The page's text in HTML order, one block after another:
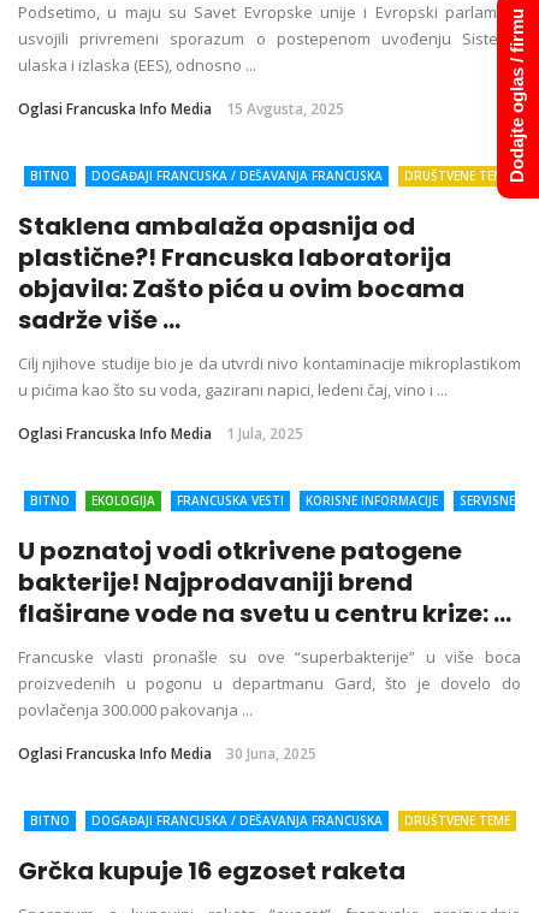
Podsetimo, u maju su Savet Evropske unije i Evropski parlament
usvojili privremeni sporazum o postepenom uvođenju Sistema
ulaska i izlaska (EES), odnosno ...
Oglasi Francuska Info Media 15 Avgusta, 2025
BITNO DOGAĐAJI FRANCUSKA / DEŠAVANJA FRANCUSKA
DRUŠTVENE TEME
PROMENE
KORISNE INFORMACIJE
Staklena ambalaža opasnija od
plastične?! Francuska laboratorija
objavila: Zašto pića u ovim bocama
sadrže više ...
Cilj njihove studije bio je da utvrdi nivo kontaminacije mikroplastikom
u pićima kao što su voda, gazirani napici, ledeni čaj, vino i ...
Oglasi Francuska Info Media 1 Jula, 2025
BITNO EKOLOGIJA FRANCUSKA VESTI KORISNE INFORMACIJE
SERVISNE
U poznatoj vodi otkrivene patogene
bakterije! Najprodavaniji brend
flaširane vode na svetu u centru krize: ...
Francuske vlasti pronašle su ove “superbakterije” u više boca
proizvedenih u pogonu u departmanu Gard, što je dovelo do
povlačenja 300.000 pakovanja ...
Oglasi Francuska Info Media 30 Juna, 2025
BITNO DOGAĐAJI FRANCUSKA / DEŠAVANJA FRANCUSKA
DRUŠTVENE TEME
KORISNE INFORMACIJE
POLITIKA POSLOVNE VESTI
PRIVREDA I FINANSIJE
Grčka kupuje 16 egzoset raketa
Dodajte oglas / firmu